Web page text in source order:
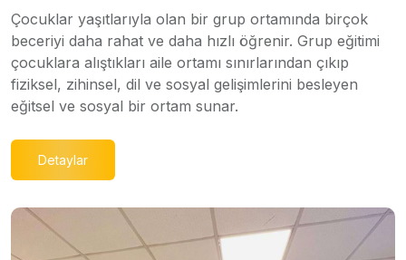
Çocuklar yaşıtlarıyla olan bir grup ortamında birçok
beceriyi daha rahat ve daha hızlı öğrenir. Grup eğitimi
çocuklara alıştıkları aile ortamı sınırlarından çıkıp
fiziksel, zihinsel, dil ve sosyal gelişimlerini besleyen
eğitsel ve sosyal bir ortam sunar.
Detaylar